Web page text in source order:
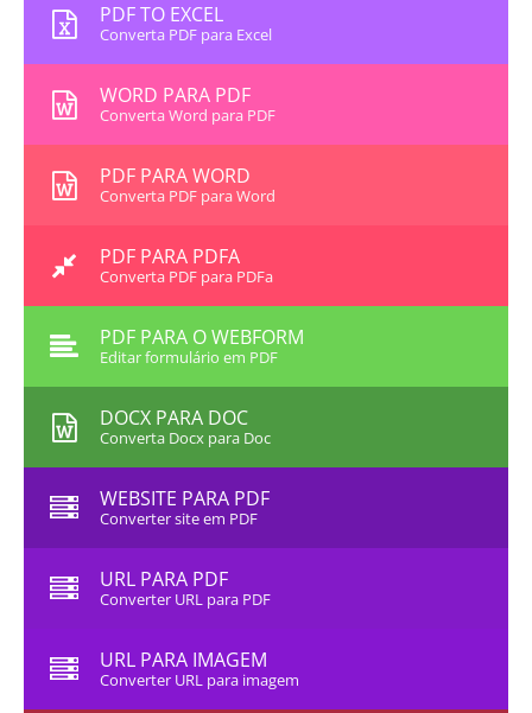
PDF TO EXCEL
Converta PDF para Excel
WORD PARA PDF
Converta Word para PDF
PDF PARA WORD
Converta PDF para Word
PDF PARA PDFA
Converta PDF para PDFa
PDF PARA O WEBFORM
Editar formulário em PDF
DOCX PARA DOC
Converta Docx para Doc
WEBSITE PARA PDF
Converter site em PDF
URL PARA PDF
Converter URL para PDF
URL PARA IMAGEM
Converter URL para imagem